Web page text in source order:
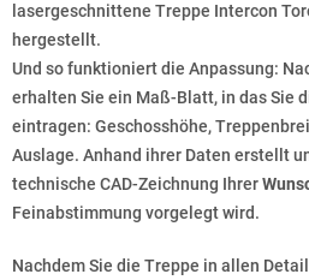
lasergeschnittene Treppe Intercon
hergestellt.
Und so funktioniert die Anpassung:
erhalten Sie ein Maß-Blatt, in das Sie
eintragen: Geschosshöhe,
Auslage. Anhand ihrer Daten erstellt
technische CAD-Zeichnung Ihrer
Feinabstimmung vorgelegt wird.
Nachdem Sie die Treppe in allen